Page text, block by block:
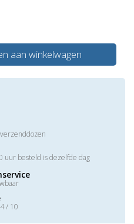
aan winkelwagen
uur besteld is dezelfde dag
/ 10